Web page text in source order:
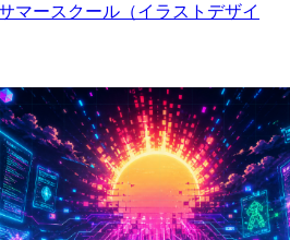
サマースクール（イラストデザイ